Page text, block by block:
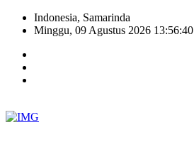
Indonesia, Samarinda
Minggu, 09 Agustus 2026 13:56:41